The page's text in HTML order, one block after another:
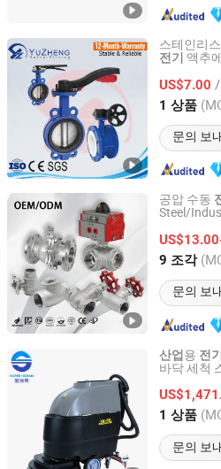
스테인리
전기
액추
US$7.00
1 상품
문의 보
Zhejiang Yuzheng Valve
Zhejiang, China 이
공압 수동
Steel/
볼 밸브 물
9 조각
문의 보
Zhejiang Zhitong Pipe Valve
Zhejiang, China 이
산업 용 전기
바닥 세척
1 상품
문의 보
Guangzhou Super Clean
Guangdong, China